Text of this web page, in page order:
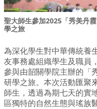
聖大師生參加2025「秀美丹
學之旅
為深化學生對中華傳統養
友事務處組織學生及職員
參與由韶關學院主辦的「
研學之旅。本次活動匯聚
師生，透過為期七天的實
區獨特的自然生態與瑤族